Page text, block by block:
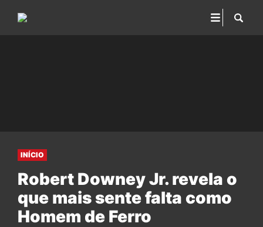
INÍCIO
Robert Downey Jr. revela o
que mais sente falta como
Homem de Ferro